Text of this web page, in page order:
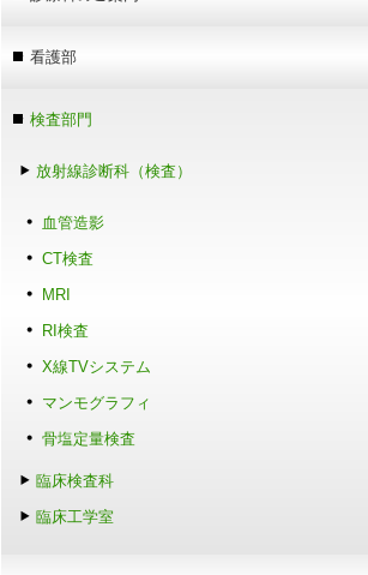
看護部
検査部門
放射線診断科（検査）
血管造影
CT検査
MRI
RI検査
X線TVシステム
マンモグラフィ
骨塩定量検査
臨床検査科
臨床工学室